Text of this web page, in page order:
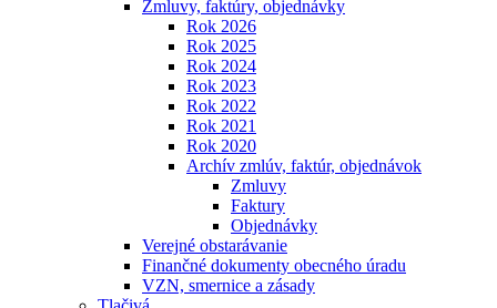
Zmluvy, faktúry, objednávky
Rok 2026
Rok 2025
Rok 2024
Rok 2023
Rok 2022
Rok 2021
Rok 2020
Archív zmlúv, faktúr, objednávok
Zmluvy
Faktury
Objednávky
Verejné obstarávanie
Finančné dokumenty obecného úradu
VZN, smernice a zásady